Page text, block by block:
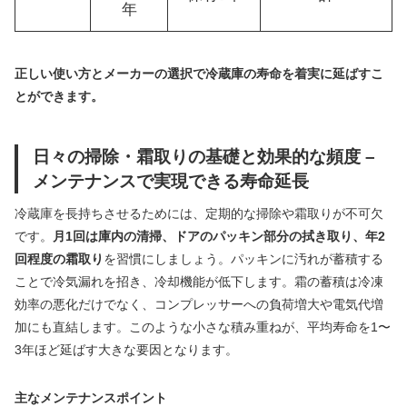
年
正しい使い方とメーカーの選択で冷蔵庫の寿命を着実に延ばすこ
とができます。
日々の掃除・霜取りの基礎と効果的な頻度 –
メンテナンスで実現できる寿命延長
冷蔵庫を長持ちさせるためには、定期的な掃除や霜取りが不可欠
です。
月1回は庫内の清掃、ドアのパッキン部分の拭き取り、年2
回程度の霜取り を習慣にしましょう。パッキンに汚れが蓄積する
ことで冷気漏れを招き、冷却機能が低下します。霜の蓄積は冷凍
効率の悪化だけでなく、コンプレッサーへの負荷増大や電気代増
加にも直結します。このような小さな積み重ねが、平均寿命を1〜
3年ほど延ばす大きな要因となります。
主なメンテナンスポイント